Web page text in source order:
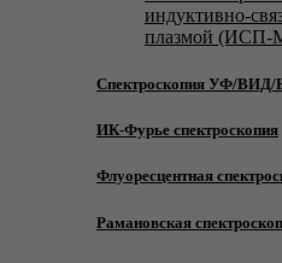
индуктивно-
плазмой
Спектроскопия УФ/
ИК-Фурье спектроскопия
Флуоресцентная
Рамановская